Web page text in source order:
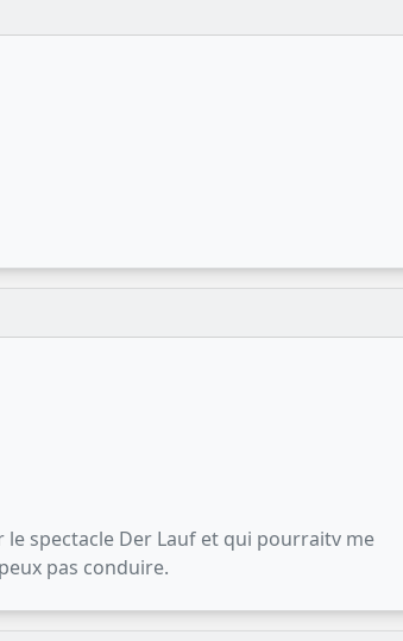
spectacle Der Lauf et qui pourraitv me
pas conduire.